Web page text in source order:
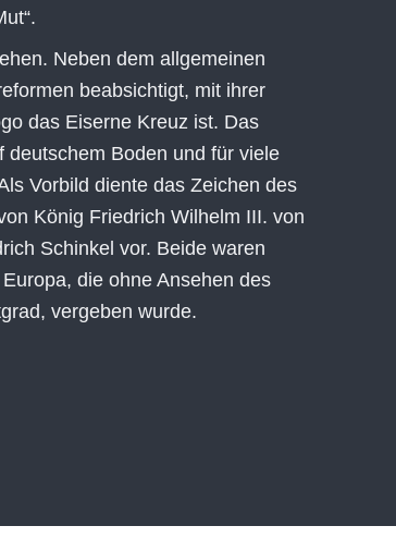
Neben dem allgemeinen
beabsichtigt, mit ihrer
das Eiserne Kreuz ist. Das
Boden und für viele
Vorbild diente das Zeichen des
König Friedrich Wilhelm III. von
Schinkel vor. Beide waren
die ohne Ansehen des
vergeben wurde.